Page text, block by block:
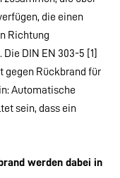
die einen
Richtung
DIN EN 303-5 [1]
gegen Rückbrand für
Automatische
sein, dass ein
werden dabei in